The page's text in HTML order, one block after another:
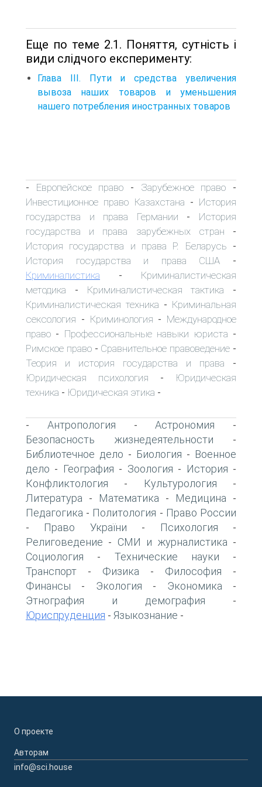
Еще по теме 2.1. Поняття, сутність і
види слідчого експерименту:
Глава III. Пути и средства увеличения
вывоза наших товаров и уменьшения
нашего потребления иностранных товаров
- Европейское право - Зарубежное право -
Инвестиционное право Казахстана - История
государства и права Германии - История
государства и права зарубежных стран -
История государства и права Р. Беларусь -
История государства и права США -
Криминалистика - Криминалистическая
методика - Криминалистическая тактика -
Криминалистическая техника - Криминальная
сексология - Криминология - Международное
право - Профессиональные навыки юриста -
Римское право- Сравнительное правоведение -
Теория и история государства и права -
Юридическая психология -
Юридическая
техника - Юридическая этика -
- Антропология -Астрономия -
Безопасность жизнедеятельности -
Библиотечное дело - Биология - Военное
дело - География - Зоология - История -
Конфликтология - Культурология -
Литература - Математика - Медицина -
Педагогика - Политология - Право России
- Право України - Психология -
Религоведение - СМИ и журналистика -
Социология - Технические науки -
Транспорт - Физика - Философия -
Финансы - Экология - Экономика -
Этнография и демография -
Юриспруденция - Языкознание -
О проекте
Авторам
info@sci.house